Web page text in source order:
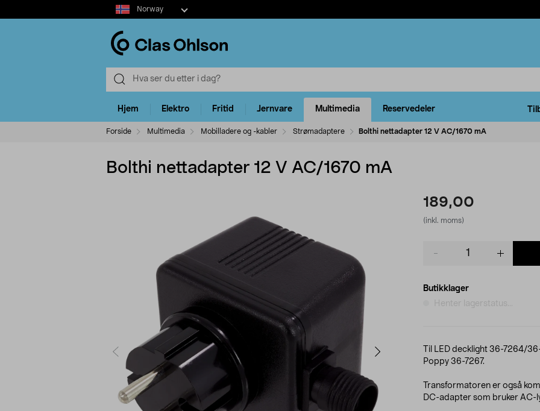
Select
market
Norway
Hjem Elektro Fritid Jernvare Multimedia Reservedeler
Forside Multimedia Mobilladere og -kabler Strømadaptere Bolthi nettadapter 12 V AC/1670 mA
Bolthi nettadapter 12 V AC/1670 mA
189,00
(inkl. moms)
Butikklager
Henter lagerstatus...
Til LED decklight 36-7264/
Poppy 36-7267.
Transformatoren er også
DC-adapter som bruker AC-